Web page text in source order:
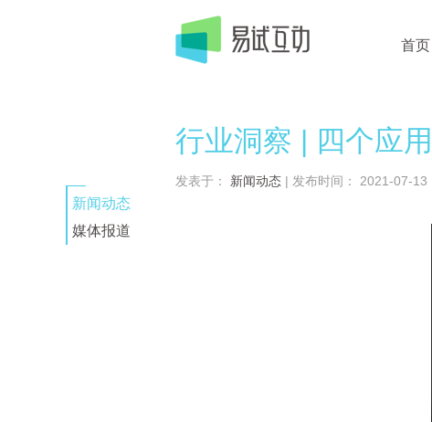
首页
新闻动态
媒体报道
行业洞察 | 四个应
发表于： 新闻动态 | 发布时间： 2021-07-13